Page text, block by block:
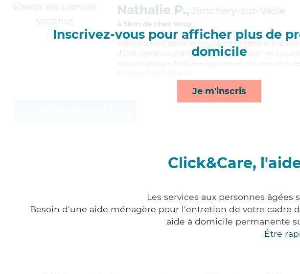
Inscrivez-vous pour afficher plus de
domicile
Je m'inscris
SPORTIVE
Nathalie P., Jonchery-sur-Vesle
à 5km de chez Vous
Expérimentée
, fiable et polyvalente, Nathalie a 14
d'Etat d'aide-soignant (AS). Maitrisant bien les
Click&Care,
Les services aux personnes âgées
Besoin d'une aide ménagère pour l'entretien de votre cadre
aide à domicile permanente
Être